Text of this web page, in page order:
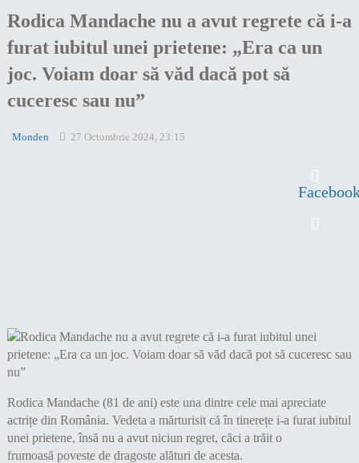
Rodica Mandache nu a avut regrete că i-a
furat iubitul unei prietene: „Era ca un
joc. Voiam doar să văd dacă pot să
cuceresc sau nu”
Monden 27 Octombrie 2024, 23:15
Rodica Mandache (81 de ani) este una dintre cele mai apreciate
actrițe din România. Vedeta a mărturisit că în tinerețe i-a furat iubitul
unei prietene, însă nu a avut niciun regret, căci a trăit o
frumoasă poveste de dragoste alături de acesta.